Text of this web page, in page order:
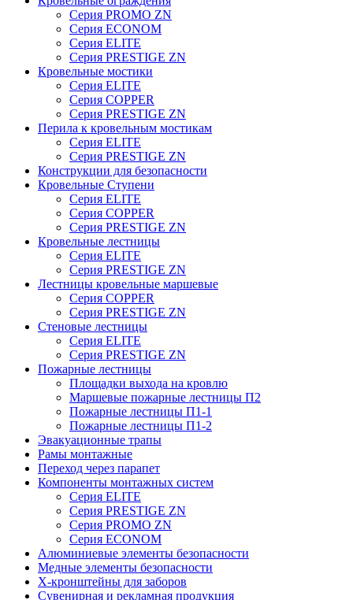
Серия PROMO ZN
Серия ECONOM
Серия ELITE
Серия PRESTIGE ZN
Кровельные мостики
Серия ELITE
Серия COPPER
Серия PRESTIGE ZN
Перила к кровельным мостикам
Серия ELITE
Серия PRESTIGE ZN
Конструкции для безопасности
Кровельные Ступени
Серия ELITE
Серия COPPER
Серия PRESTIGE ZN
Кровельные лестницы
Серия ELITE
Серия PRESTIGE ZN
Лестницы кровельные маршевые
Серия COPPER
Серия PRESTIGE ZN
Стеновые лестницы
Серия ELITE
Серия PRESTIGE ZN
Пожарные лестницы
Площадки выхода на кровлю
Маршевые пожарные лестницы П2
Пожарные лестницы П1-1
Пожарные лестницы П1-2
Эвакуационные трапы
Рамы монтажные
Переход через парапет
Компоненты монтажных систем
Серия ELITE
Серия PRESTIGE ZN
Серия PROMO ZN
Серия ECONOM
Алюминиевые элементы безопасности
Медные элементы безопасности
X-кронштейны для заборов
Сувенирная и рекламная продукция